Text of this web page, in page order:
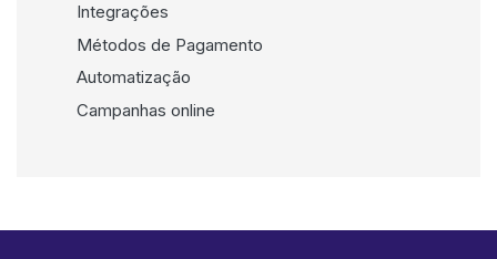
Integrações
Métodos de Pagamento
Automatização
Campanhas online